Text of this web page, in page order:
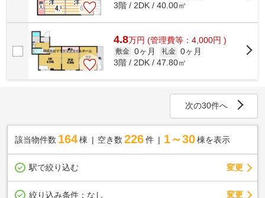
3階 / 2DK / 40.00㎡
4.8万円 (管理費等：4,000円 )
敷金 0ヶ月 礼金 0ヶ月
3階 / 2DK / 47.80㎡
次の30件へ
該当物件数 164棟 空き数 226 件 1～30 棟を表示
駅で絞り込む 変更
絞り込み条件： なし 変更